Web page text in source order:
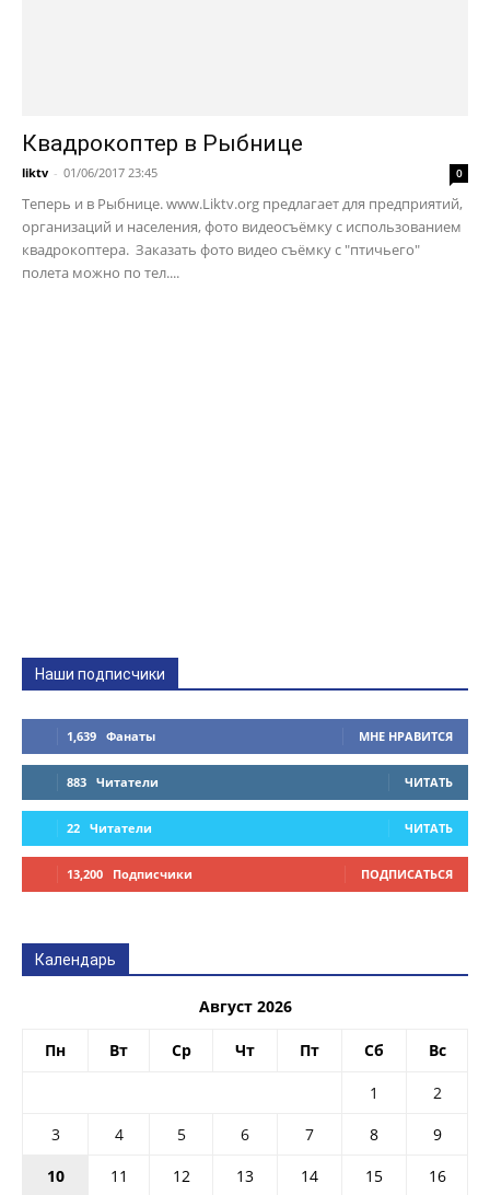
Квадрокоптер в Рыбнице
liktv - 01/06/2017 23:45 0
Теперь и в Рыбнице. www.Liktv.org предлагает для предприятий,
организаций и населения, фото видеосъёмку с использованием
квадрокоптера. Заказать фото видео съёмку с "птичьего"
полета можно по тел....
Наши подписчики
1,639 Фанаты МНЕ НРАВИТСЯ
883 Читатели ЧИТАТЬ
22 Читатели ЧИТАТЬ
13,200 Подписчики ПОДПИСАТЬСЯ
Календарь
Август 2026
Пн Вт Ср Чт Пт Сб Вс
1
2
3
4 5 6 7 8
9
10
11 12 13 14 15 16